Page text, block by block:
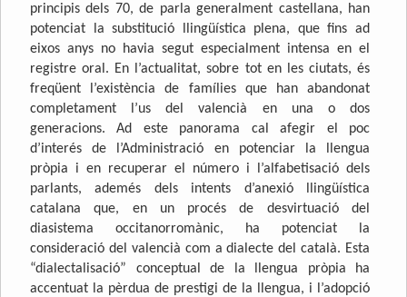
principis dels 70, de parla generalment castellana, han
potenciat la substitució llingüística plena, que fins ad
eixos anys no havia segut especialment intensa en el
registre oral. En l’actualitat, sobre tot en les ciutats, és
freqüent l’existència de famílies que han abandonat
completament l’us del valencià en una o dos
generacions. Ad este panorama cal afegir el poc
d’interés de l’Administració en potenciar la llengua
pròpia i en recuperar el número i l’alfabetisació dels
parlants, ademés dels intents d’anexió llingüística
catalana que, en un procés de desvirtuació del
diasistema occitanorromànic, ha potenciat la
consideració del valencià com a dialecte del català. Esta
“dialectalisació” conceptual de la llengua pròpia ha
accentuat la pèrdua de prestigi de la llengua, i l’adopció